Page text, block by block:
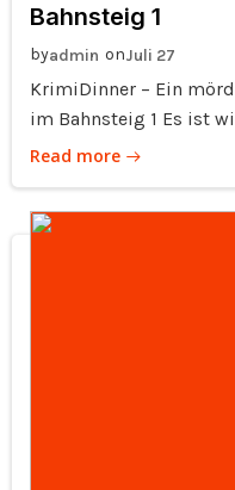
Bahnsteig 1
byadmin onJuli 27
KrimiDinner – Ein
im Bahnsteig 1 Es ist
Read more